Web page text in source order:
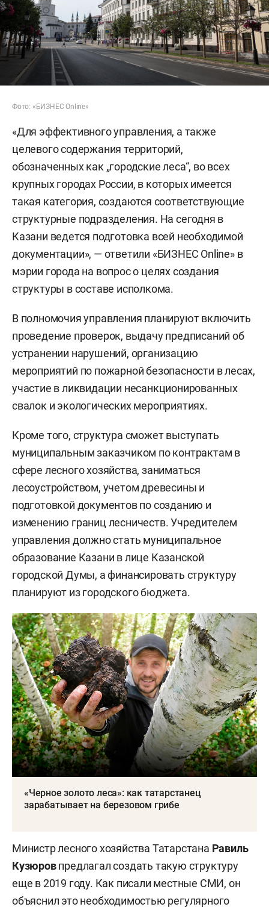
Фото: «БИЗНЕС Online»
«Для эффективного управления, а также
целевого содержания территорий,
обозначенных как „городские леса“, во всех
крупных городах России, в которых имеется
такая категория, создаются соответствующие
структурные подразделения. На сегодня в
Казани ведется подготовка всей необходимой
документации», — ответили «БИЗНЕС Online» в
мэрии города на вопрос о целях создания
структуры в составе исполкома.
В полномочия управления планируют включить
проведение проверок, выдачу предписаний об
устранении нарушений, организацию
мероприятий по пожарной безопасности в лесах,
участие в ликвидации несанкционированных
свалок и экологических мероприятиях.
Кроме того, структура сможет выступать
муниципальным заказчиком по контрактам в
сфере лесного хозяйства, заниматься
лесоустройством, учетом древесины и
подготовкой документов по созданию и
изменению границ лесничеств. Учредителем
управления должно стать муниципальное
образование Казани в лице Казанской
городской Думы, а финансировать структуру
планируют из городского бюджета.
«Черное золото леса»: как татарстанец
зарабатывает на березовом грибе
Министр лесного хозяйства Татарстана Равиль
Кузюровпредлагал создать такую структуру
еще в 2019 году. Как писали местные СМИ, он
объяснил это необходимостью регулярного